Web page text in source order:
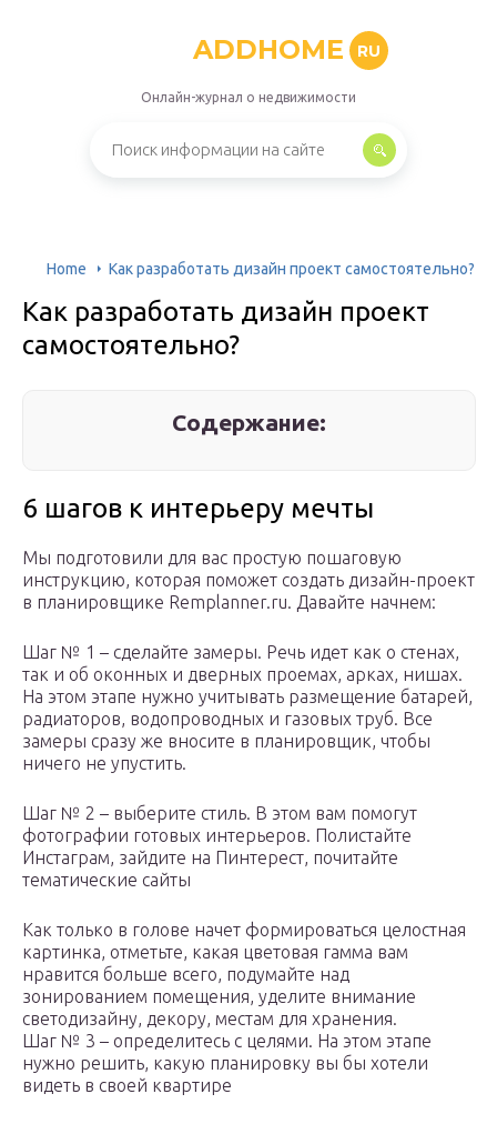
ADDHOME RU
Онлайн-журнал о недвижимости
Home Как разработать дизайн проект самостоятельно?
Как разработать дизайн проект
самостоятельно?
Содержание:
6 шагов к интерьеру мечты
Мы подготовили для вас простую пошаговую
инструкцию, которая поможет создать дизайн-проект
в планировщике Remplanner.ru. Давайте начнем:
Шаг № 1 – сделайте замеры. Речь идет как о стенах,
так и об оконных и дверных проемах, арках, нишах.
На этом этапе нужно учитывать размещение батарей,
радиаторов, водопроводных и газовых труб. Все
замеры сразу же вносите в планировщик, чтобы
ничего не упустить.
Шаг № 2 – выберите стиль. В этом вам помогут
фотографии готовых интерьеров. Полистайте
Инстаграм, зайдите на Пинтерест, почитайте
тематические сайты
Как только в голове начет формироваться целостная
картинка, отметьте, какая цветовая гамма вам
нравится больше всего, подумайте над
зонированием помещения, уделите внимание
светодизайну, декору, местам для хранения.
Шаг № 3 – определитесь с целями. На этом этапе
нужно решить, какую планировку вы бы хотели
видеть в своей квартире